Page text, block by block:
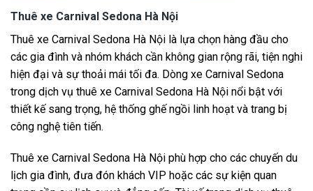
Thuê xe Carnival Sedona Hà Nội
Thuê xe Carnival Sedona Hà Nội là lựa chọn hàng đầu cho
các gia đình và nhóm khách cần không gian rộng rãi, tiện nghi
hiện đại và sự thoải mái tối đa. Dòng xe Carnival Sedona
trong dịch vụ thuê xe Carnival Sedona Hà Nội nổi bật với
thiết kế sang trọng, hệ thống ghế ngồi linh hoạt và trang bị
công nghệ tiên tiến.
Thuê xe Carnival Sedona Hà Nội phù hợp cho các chuyến du
lịch gia đình, đưa đón khách VIP hoặc các sự kiện quan